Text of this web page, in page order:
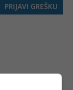
PRIJAVI GREŠKU